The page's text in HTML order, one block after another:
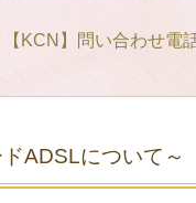
【KCN】問い合わせ電
ADSLについて～